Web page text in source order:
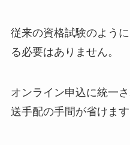
従来の資格試験のよう
る必要はありません。
オンライン申込に統一
送手配の手間が省けます